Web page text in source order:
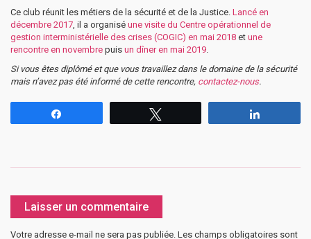
Ce club réunit les métiers de la sécurité et de la Justice. Lancé en
décembre 2017, il a organisé une visite du Centre opérationnel de
gestion interministérielle des crises (COGIC) en mai 2018 et une
rencontre en novembre puis un dîner en mai 2019.
Si vous êtes diplômé et que vous travaillez dans le domaine de la sécurité
mais n’avez pas été informé de cette rencontre, contactez-nous.
Laisser un commentaire
Votre adresse e-mail ne sera pas publiée. Les champs obligatoires sont